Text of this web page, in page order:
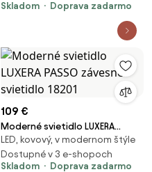
Skladom
Doprava zadarmo
109 €
Moderné svietidlo LUXERA
PASSO závesné svietidlo 18201
LED, kovový, v modernom štýle
Dostupné v 3 e-shopoch
Skladom
Doprava zadarmo